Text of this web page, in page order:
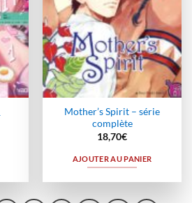
Mother’s Spirit – série
complète
18,70€
AJOUTER AU PANIER